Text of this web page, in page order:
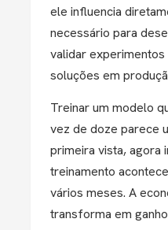
ele influencia
necessário para
validar
soluções em
Treinar um modelo
vez de doze parece
primeira vista, agora
treinamento
vários meses. A
transforma em